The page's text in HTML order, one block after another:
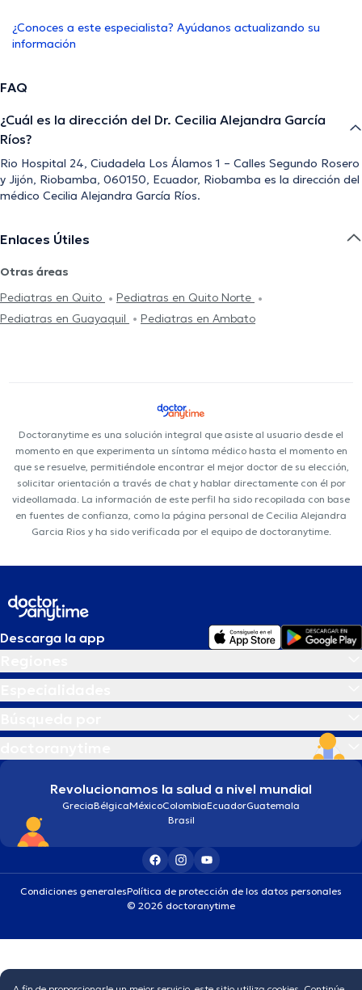
¿Conoces a este especialista? Ayúdanos actualizando su
información
FAQ
¿Cuál es la dirección del Dr. Cecilia Alejandra García
Ríos?
Rio Hospital 24, Ciudadela Los Álamos 1 – Calles Segundo Rosero
y Jijón, Riobamba, 060150, Ecuador, Riobamba es la dirección del
médico Cecilia Alejandra García Ríos.
Enlaces Útiles
Otras áreas
Pediatras en Quito
Pediatras en Quito Norte
Pediatras en Guayaquil
Pediatras en Ambato
Doctoranytime es una solución integral que asiste al usuario desde el
momento en que experimenta un síntoma médico hasta el momento en
que se resuelve, permitiéndole encontrar el mejor doctor de su elección,
solicitar orientación a través de chat y hablar directamente con él por
videollamada. La información de este perfil ha sido recopilada con base
en fuentes de confianza, como la página personal de Cecilia Alejandra
Garcia Rios y ha sido verificada por el equipo de doctoranytime.
Descarga la app
Revolucionamos la salud a nivel mundial
GreciaBélgicaMéxicoColombiaEcuadorGuatemala
Brasil
Condiciones generalesPolítica de protección de los datos personales
© 2026 doctoranytime